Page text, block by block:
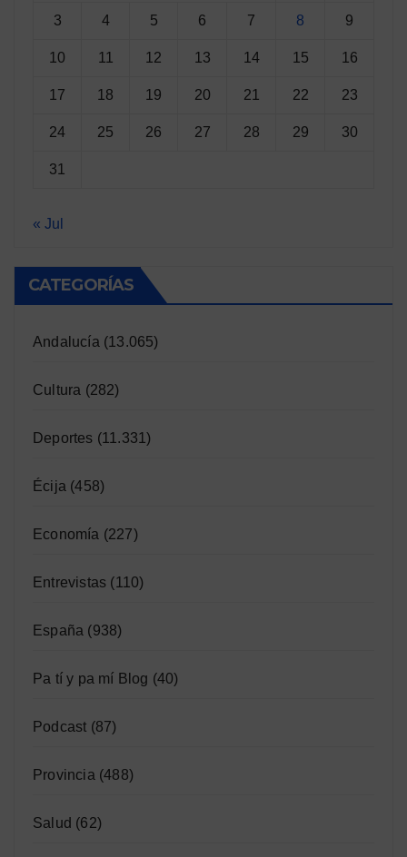
3 4 5 6 7 8 9
10 11 12 13 14 15 16
17 18 19 20 21 22 23
24 25 26 27 28 29 30
31
« Jul
CATEGORÍAS
Andalucía (13.065)
Cultura (282)
Deportes (11.331)
Écija (458)
Economía (227)
Entrevistas (110)
España (938)
Pa tí y pa mí Blog (40)
Podcast (87)
Provincia (488)
Salud (62)